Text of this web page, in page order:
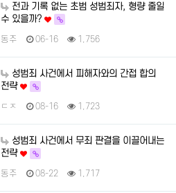
전과 기록 없는 초범 성범죄자, 형량 줄일
수 있을까?
동주 06-16 1,756
성범죄 사건에서 피해자와의 간접 합의
전략
ㄷㅈ 08-16 1,723
성범죄 사건에서 무죄 판결을 이끌어내는
전략
동주 08-22 1,717